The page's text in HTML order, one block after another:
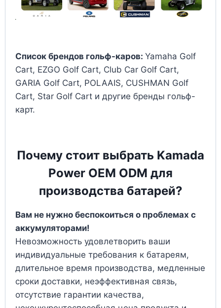
Список брендов гольф-каров: Yamaha Golf
Cart, EZGO Golf Cart, Club Car Golf Cart,
GARIA Golf Cart, POLAAIS, CUSHMAN Golf
Cart, Star Golf Cart и другие бренды гольф-
карт.
Почему стоит выбрать Kamada
Power OEM ODM для
производства батарей?
Вам не нужно беспокоиться о проблемах с
аккумуляторами!
Невозможность удовлетворить ваши
индивидуальные требования к батареям,
длительное время производства, медленные
сроки доставки, неэффективная связь,
отсутствие гарантии качества,